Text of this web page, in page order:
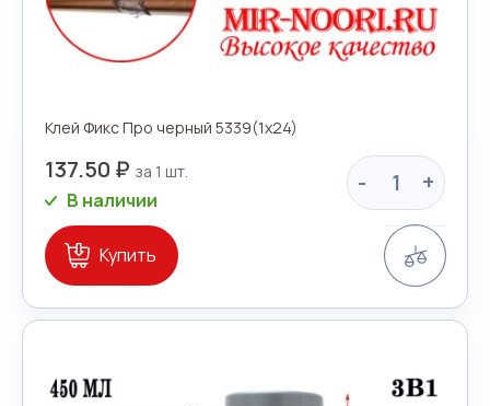
Клей Фикс Про черный 5339(1х24)
137.50 ₽ - +
В наличии
Купить